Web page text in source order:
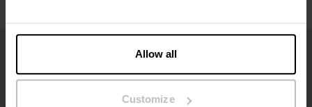
Allow all
Customize